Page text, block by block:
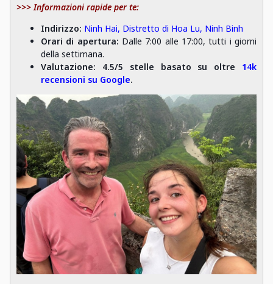
>>> Informazioni rapide per te:
Indirizzo: Ninh Hai, Distretto di Hoa Lu, Ninh Binh
Orari di apertura: Dalle 7:00 alle 17:00, tutti i giorni
della settimana.
Valutazione: 4.5/5 stelle basato su oltre 14k
recensioni su Google.